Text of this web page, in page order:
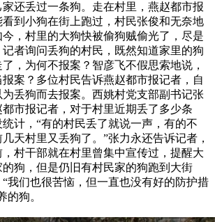
还丢过一条狗。走在村里，燕赵都市报
到小狗在街上跑过，村民张俊和无奈地
，村里的大狗快被偷狗贼偷光了，尽是
者询问丢狗的村民，既然知道家里的狗
，为何不报案？智彦飞不假思索地说，
案？多位村民告诉燕赵都市报记者，自
丢狗而去报案。西姚村党支部副书记张
市报记者，对于村里近期丢了多少条
计，“有的村民丢了就说一声，有的不
天村里又丢狗了。”张力永还告诉记者，
村干部就在村里曾集中宣传过，提醒大
狗，但是仍旧有村民家的狗跑到大街
“我们也很苦恼，但一直也没有好的防护措
的狗。